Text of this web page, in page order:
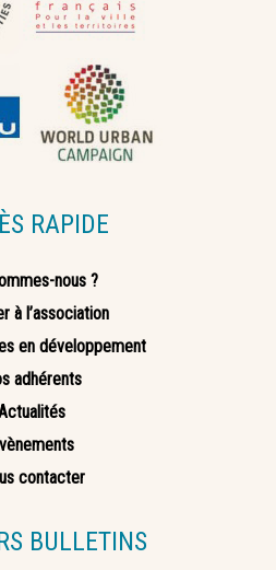
RAPIDE
nous ?
à l’association
en développement
adhérents
contacter
BULLETINS